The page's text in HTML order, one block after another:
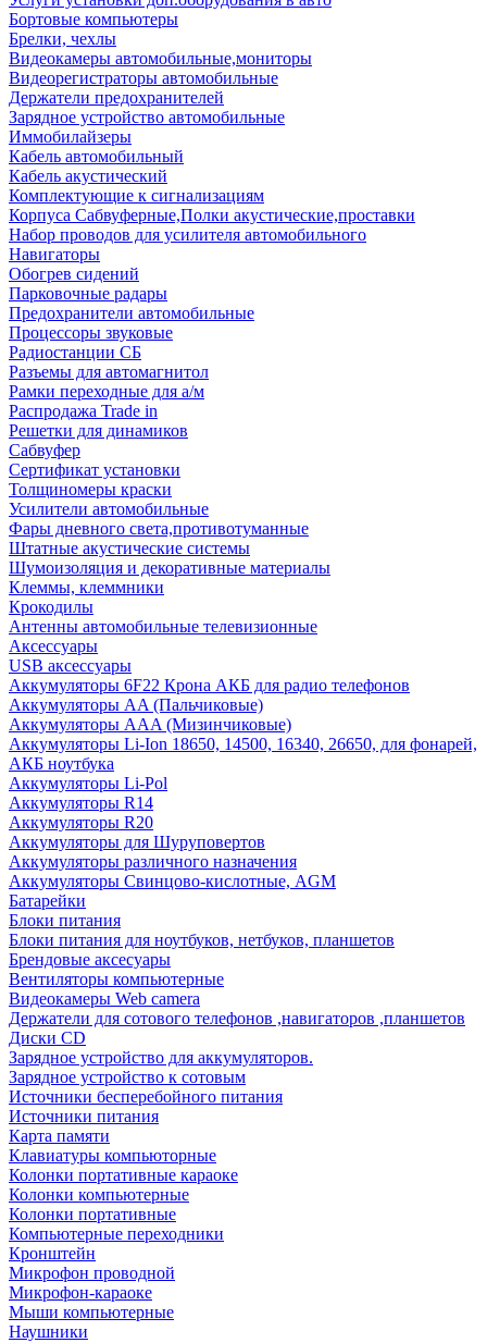
Бортовые компьютеры
Брелки, чехлы
Видеокамеры автомобильные,мониторы
Видеорегистраторы автомобильные
Держатели предохранителей
Зарядное устройство автомобильные
Иммобилайзеры
Кабель автомобильный
Кабель акустический
Комплектующие к сигнализациям
Корпуса Сабвуферные,Полки акустические,проставки
Набор проводов для усилителя автомобильного
Навигаторы
Обогрев сидений
Парковочные радары
Предохранители автомобильные
Процессоры звуковые
Радиостанции СБ
Разъемы для автомагнитол
Рамки переходные для а/м
Распродажа Trade in
Решетки для динамиков
Сабвуфер
Сертификат установки
Толщиномеры краски
Усилители автомобильные
Фары дневного света,противотуманные
Штатные акустические системы
Шумоизоляция и декоративные материалы
Клеммы, клеммники
Крокодилы
Антенны автомобильные телевизионные
Аксессуары
USB аксессуары
Аккумуляторы 6F22 Крона АКБ для радио телефонов
Аккумуляторы AA (Пальчиковые)
Аккумуляторы AAA (Мизинчиковые)
Аккумуляторы Li-Ion 18650, 14500, 16340, 26650, для фонарей,
АКБ ноутбука
Аккумуляторы Li-Pol
Аккумуляторы R14
Аккумуляторы R20
Аккумуляторы для Шуруповертов
Аккумуляторы различного назначения
Аккумуляторы Свинцово-кислотные, AGM
Батарейки
Блоки питания
Блоки питания для ноутбуков, нетбуков, планшетов
Брендовые аксесуары
Вентиляторы компьютерные
Видеокамеры Web camera
Держатели для сотового телефонов ,навигаторов ,планшетов
Диски CD
Зарядное устройство для аккумуляторов.
Зарядное устройство к сотовым
Источники бесперебойного питания
Источники питания
Карта памяти
Клавиатуры компьюторные
Колонки портативные караоке
Колонки компьютерные
Колонки портативные
Компьютерные переходники
Кронштейн
Микрофон проводной
Микрофон-караоке
Мыши компьютерные
Наушники